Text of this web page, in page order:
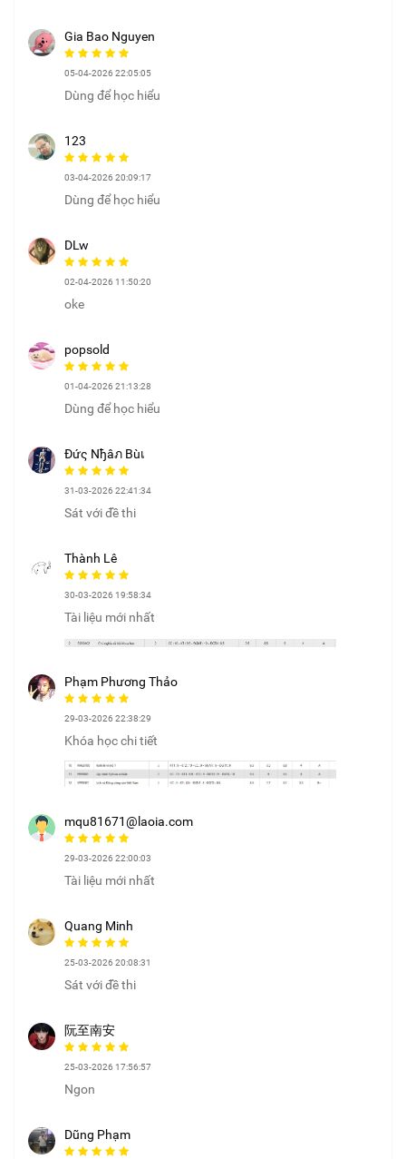
Gia Bao Nguyen
05-04-2026 22:05:05
Dùng để học hiểu
123
03-04-2026 20:09:17
Dùng để học hiểu
DLw
02-04-2026 11:50:20
oke
popsold
01-04-2026 21:13:28
Dùng để học hiểu
Đứς Nђâภ Bùเ
31-03-2026 22:41:34
Sát với đề thi
Thành Lê
30-03-2026 19:58:34
Tài liệu mới nhất
Phạm Phương Thảo
29-03-2026 22:38:29
Khóa học chi tiết
mqu81671@laoia.com
29-03-2026 22:00:03
Tài liệu mới nhất
Quang Minh
25-03-2026 20:08:31
Sát với đề thi
阮至南安
25-03-2026 17:56:57
Ngon
Dũng Phạm